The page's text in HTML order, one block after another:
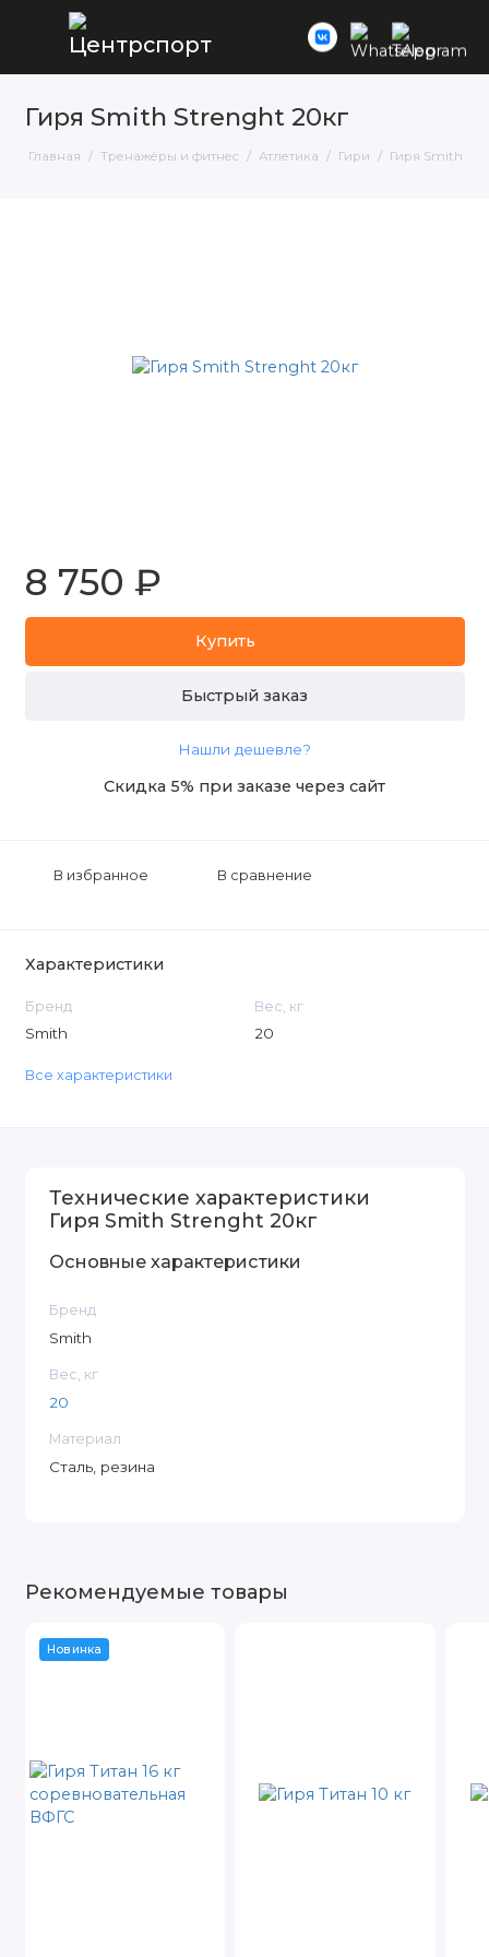
Гиря Smith Strenght 20кг
Главная Тренажёры и фитнес Атлетика Гири Гиря Smith
8 750 ₽
Купить
Быстрый заказ
Нашли дешевле?
Скидка 5% при заказе через сайт
В избранное В сравнение
Характеристики
Бренд
Smith
Вес, кг
20
Все характеристики
Технические характеристики
Гиря Smith Strenght 20кг
Основные характеристики
Бренд
Smith
Вес, кг
20
Материал
Сталь, резина
Рекомендуемые товары
Новинка